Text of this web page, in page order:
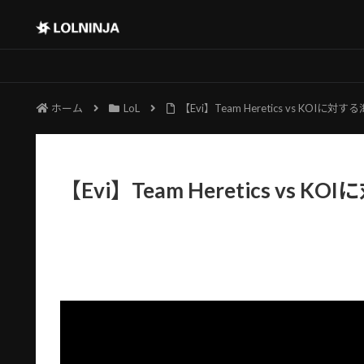
ホーム LoL 【Evi】Team Heretics vs KOIに対する
【Evi】Team Heretics vs KOI